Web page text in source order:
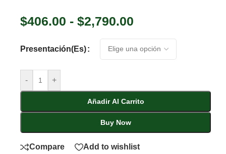
$406.00 - $2,790.00
Presentación(es)
- +
Añadir Al Carrito
Buy Now
Compare Add to wishlist